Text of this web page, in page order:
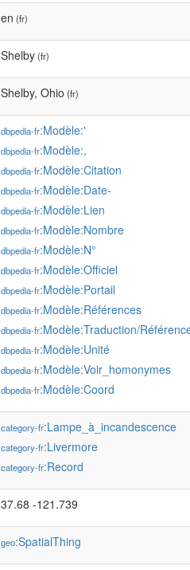
en (fr)
Shelby(fr)
Shelby, Ohio (fr)
dbpedia-fr:Modèle:'
dbpedia-fr:Modèle:,
dbpedia-fr:Modèle:Citation
dbpedia-fr:Modèle:Date-
dbpedia-fr:Modèle:Lien
dbpedia-fr:Modèle:Nombre
dbpedia-fr:Modèle:N°
dbpedia-fr:Modèle:Officiel
dbpedia-fr:Modèle:Portail
dbpedia-fr:Modèle:Références
dbpedia-fr:Modèle:Traduction/
dbpedia-fr:Modèle:Unité
dbpedia-fr:Modèle:Voir_homonymes
dbpedia-fr:Modèle:Coord
category-fr:Lampe_à_incandescence
category-fr:Livermore
category-fr:Record
37.68 -121.739
geo:SpatialThing